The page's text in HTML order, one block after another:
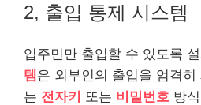
2, 출입 통제 시스템
입주민만 출입할 수 있도록
템 은 외부인의 출입을 엄격히
는 전자키 또는 비밀번호 방